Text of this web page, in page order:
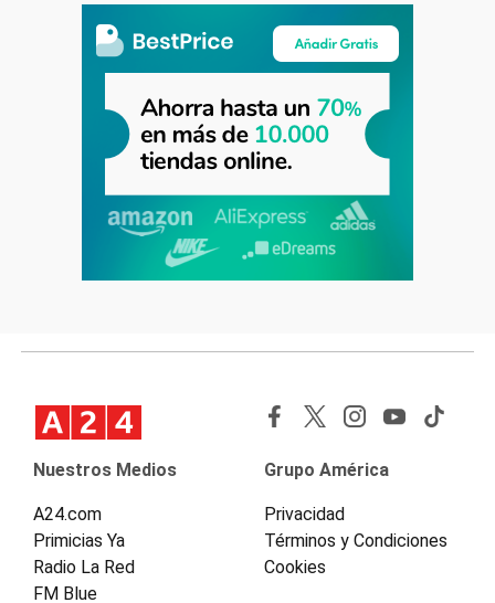
Nuestros Medios
A24.com
Primicias Ya
Radio La Red
FM Blue
Grupo América
Privacidad
Términos y Condiciones
Cookies